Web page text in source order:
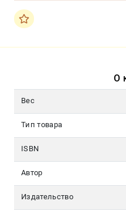
О
Вес
Тип товара
ISBN
Автор
Издательство